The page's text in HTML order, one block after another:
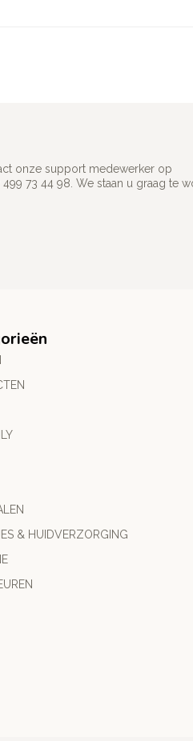
onze support medewerker op
499 73 44 98. We staan u graag te
& HUIDVERZORGING